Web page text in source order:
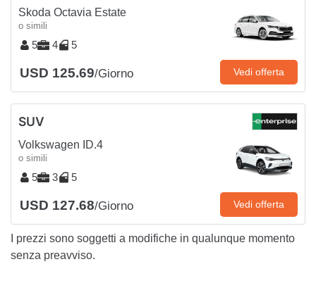
Skoda Octavia Estate
o simili
5 4 5
USD 125.69/Giorno Vedi offerta
SUV
Volkswagen ID.4
o simili
5 3 5
USD 127.68/Giorno Vedi offerta
I prezzi sono soggetti a modifiche in qualunque momento
senza preavviso.